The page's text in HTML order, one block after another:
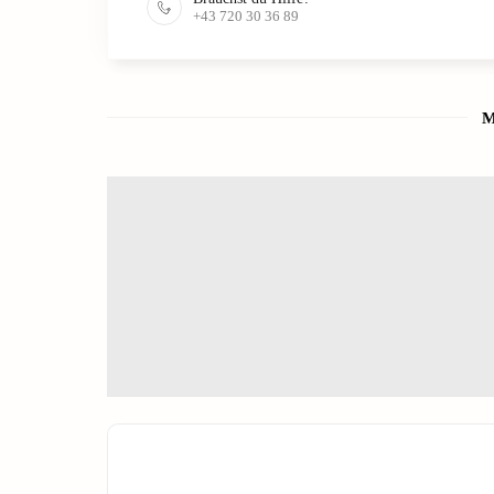
+43 720 30 36 89